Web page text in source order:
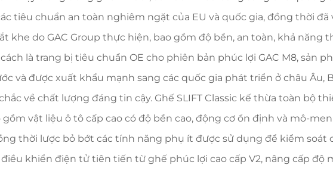
tiêu chuẩn an toàn nghiêm ngặt của EU và quốc gia, đồng thời đã
khe do GAC Group thực hiện, bao gồm độ bền, an toàn, khả năng
là trang bị tiêu chuẩn OE cho phiên bản phúc lợi GAC M8, sản
và được xuất khẩu mạnh sang các quốc gia phát triển ở châu Âu,
về chất lượng đáng tin cậy. Ghế SLIFT Classic kế thừa toàn bộ
vật liệu ô tô cấp cao có độ bền cao, động cơ ổn định và mô-
thời lược bỏ bớt các tính năng phụ ít được sử dụng để kiểm soát
khiển điện tử tiên tiến từ ghế phúc lợi cao cấp V2, nâng cấp độ